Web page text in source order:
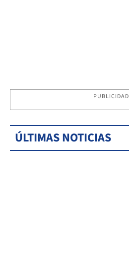
PUBLICIDAD
ÚLTIMAS NOTICIAS